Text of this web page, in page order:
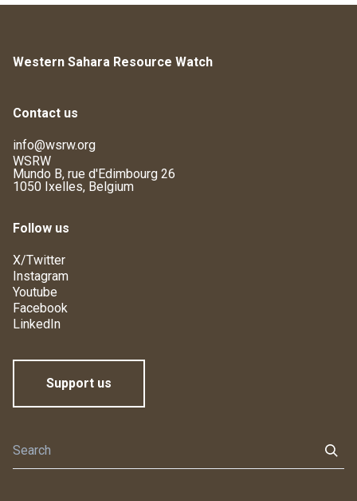
Western Sahara Resource Watch
Contact us
info@wsrw.org
WSRW
Mundo B, rue d'Edimbourg 26
1050 Ixelles, Belgium
Follow us
X/Twitter
Instagram
Youtube
Facebook
LinkedIn
Support us